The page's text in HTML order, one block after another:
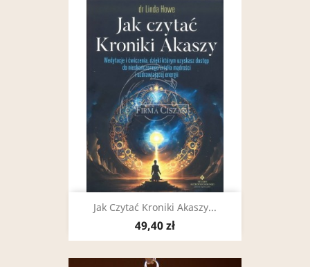
Jak Czytać Kroniki Akaszy...
49,40 zł